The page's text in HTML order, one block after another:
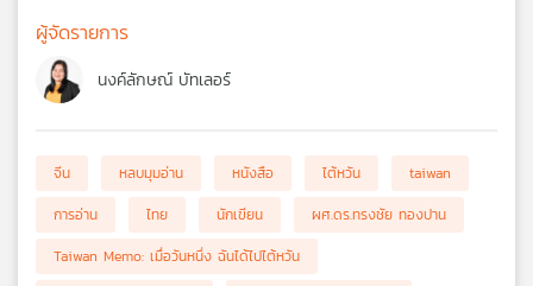
ผู้จัดรายการ
นงค์ลักษณ์ บัทเลอร์
จีน หลบมุมอ่าน หนังสือ ไต้หวัน
taiwan
การอ่าน
ไทย นักเขียน
ผศ.ดร.ทรงชัย ทองปาน
Taiwan Memo: เมื่อวันหนึ่ง ฉันได้ไปไต้หวัน